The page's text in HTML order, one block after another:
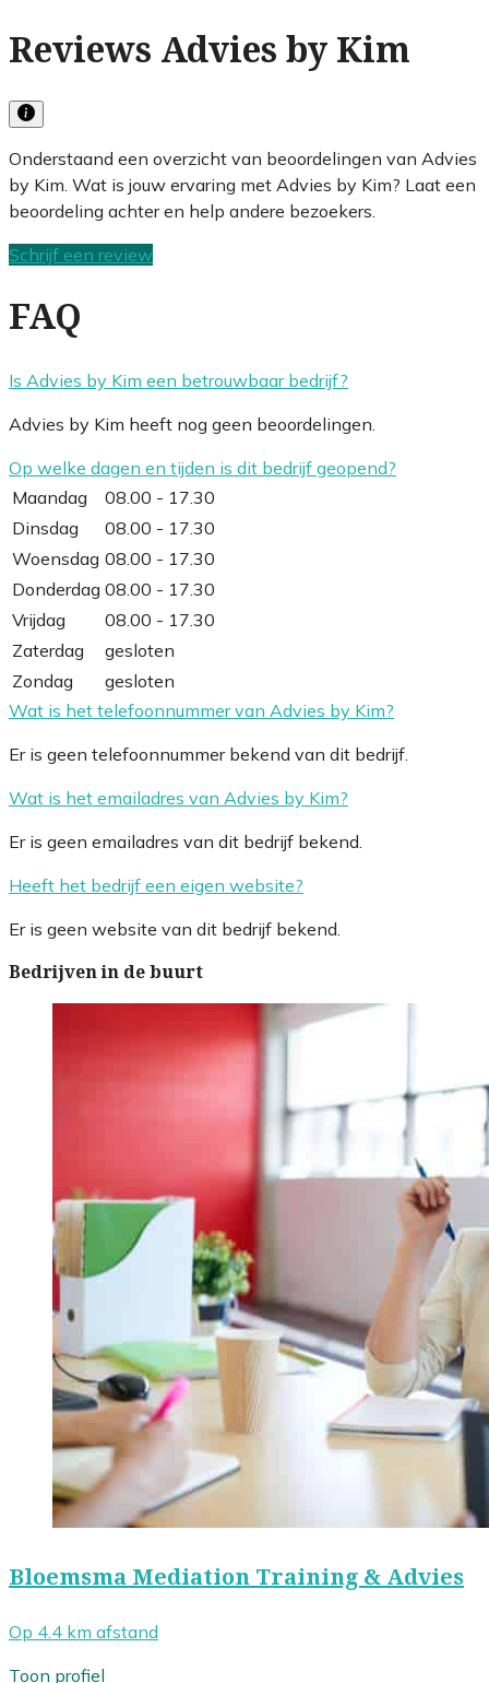
Reviews Advies by Kim
Onderstaand een overzicht van beoordelingen van Advies
by Kim. Wat is jouw ervaring met Advies by Kim? Laat een
beoordeling achter en help andere bezoekers.
Schrijf een review
FAQ
Is Advies by Kim een betrouwbaar bedrijf?
Advies by Kim heeft nog geen beoordelingen.
Op welke dagen en tijden is dit bedrijf geopend?
Maandag
08.00 - 17.30
Dinsdag
08.00 - 17.30
Woensdag 08.00 - 17.30
Donderdag 08.00 - 17.30
Vrijdag
08.00 - 17.30
Zaterdag
gesloten
Zondag
gesloten
Wat is het telefoonnummer van Advies by Kim?
Er is geen telefoonnummer bekend van dit bedrijf.
Wat is het emailadres van Advies by Kim?
Er is geen emailadres van dit bedrijf bekend.
Heeft het bedrijf een eigen website?
Er is geen website van dit bedrijf bekend.
Bedrijven in de buurt
Bloemsma Mediation Training & Advies
Op 4.4 km afstand
Toon profiel